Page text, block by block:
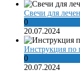
Свечи для
0
20.07.2024
Инструкция по
0
20.07.2024